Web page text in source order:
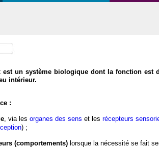
est un système biologique dont la fonction
intérieur.
:
, via les organes des sens et les récepteurs
) ;
(comportements) lorsque la nécessité se fait